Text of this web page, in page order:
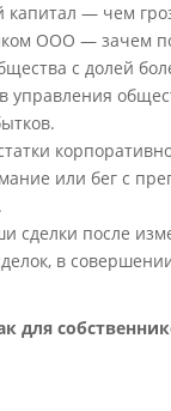
капитал — чем
ООО — зачем
с долей
управления
или бег с
сделки после
в
для